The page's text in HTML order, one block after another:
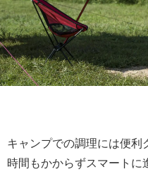
キャンプでの調理には便利
時間もかからずスマートに